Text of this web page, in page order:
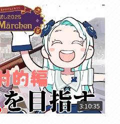
3:10:35